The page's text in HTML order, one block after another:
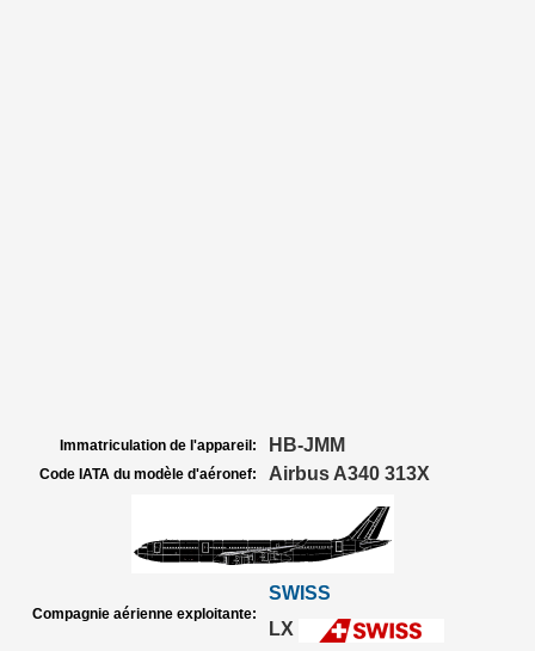
Immatriculation de l'appareil: HB-JMM
Code IATA du modèle d'aéronef: Airbus A340 313X
Compagnie aérienne exploitante:
SWISS
LX